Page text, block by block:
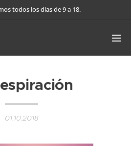
todos los días de 9 a 18.
01.10.2018